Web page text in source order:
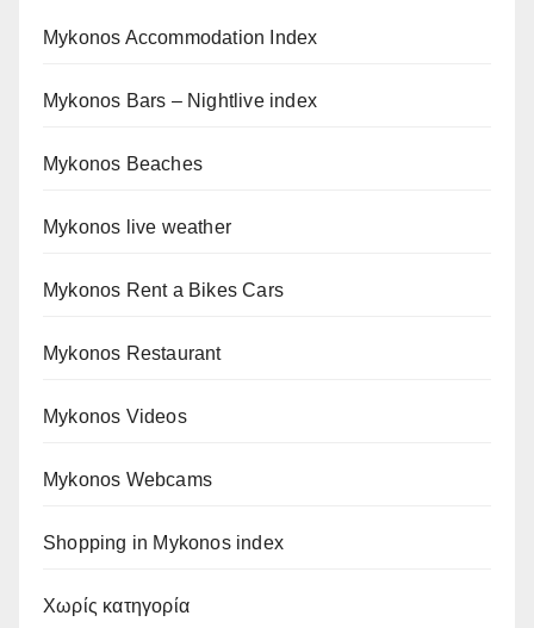
Mykonos Accommodation Index
Mykonos Bars – Nightlive index
Mykonos Beaches
Mykonos live weather
Mykonos Rent a Bikes Cars
Mykonos Restaurant
Mykonos Videos
Mykonos Webcams
Shopping in Mykonos index
Χωρίς κατηγορία